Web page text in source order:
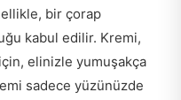
bir çorap
kabul edilir. Kremi,
elinizle yumuşakça
sadece yüzünüzde